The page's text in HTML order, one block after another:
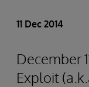
11 Dec 2014
December
Exploit